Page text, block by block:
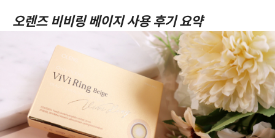
오렌즈 비비링 베이지 사용 후기 요약